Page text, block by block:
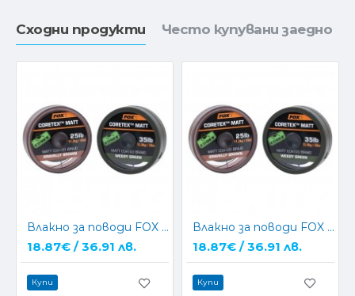
Сходни продукти Често купувани заедно
Влакно за поводи FOX Coretex Matt - GREEN
18.87€ / 36.91 лв.
Купи
Влакно за поводи FOX Coretex Matt - BROWN
18.87€ / 36.91 лв.
Купи